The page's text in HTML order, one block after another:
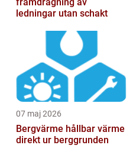
ledningar utan schakt
07 maj 2026
Bergvärme hållbar värme
direkt ur berggrunden